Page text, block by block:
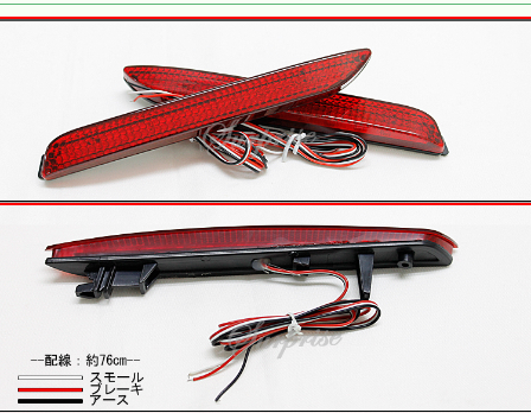
適合型式：ZRR70G/75G・ZRR70W/75W
※S・Siに適合
適合年式：H19.6～